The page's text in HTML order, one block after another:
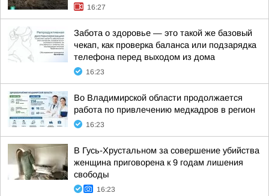
16:27
Забота о здоровье — это такой же базовый
чекап, как проверка баланса или подзарядка
телефона перед выходом из дома
16:23
Во Владимирской области продолжается
работа по привлечению медкадров в регион
16:23
В Гусь-Хрустальном за совершение убийства
женщина приговорена к 9 годам лишения
свободы
16:23